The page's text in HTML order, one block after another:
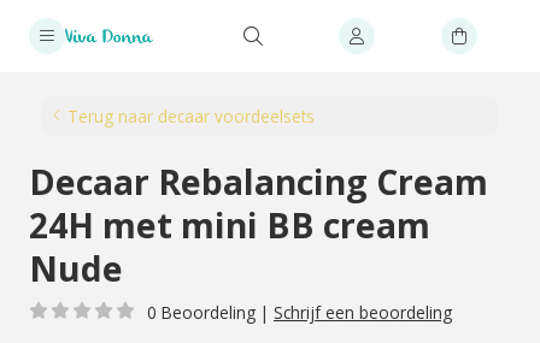
Terug naar decaar voordeelsets
Decaar Rebalancing Cream
24H met mini BB cream
Nude
0 Beoordeling | Schrijf een beoordeling